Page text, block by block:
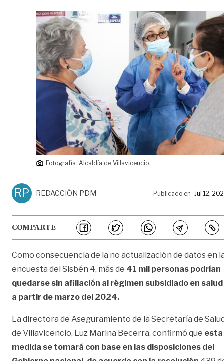
Fotografía: Alcaldía de Villavicencio.
RP REDACCIÓN PDM Publicado en Jul 12,
COMPARTE
Como consecuencia de la no actualización de datos en
encuesta del Sisbén 4, más de 41 mil personas podrían
quedarse sin afiliación al régimen subsidiado en salud
a partir de marzo del 2024.
La directora de Aseguramiento de la Secretaría de
de Villavicencio, Luz Marina Becerra, confirmó que esta
medida se tomará con base en las disposiciones del